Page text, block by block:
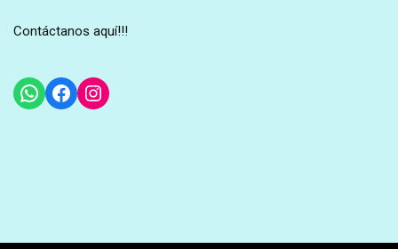
Contáctanos aquí!!!